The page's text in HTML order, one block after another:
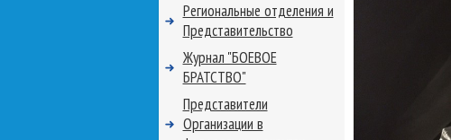
Региональные отделения и
Представительство
Журнал "БОЕВОЕ
БРАТСТВО"
Представители
Организации в